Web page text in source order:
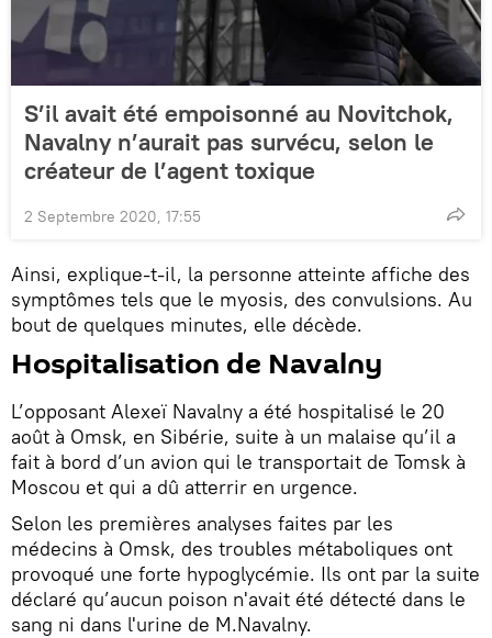
S’il avait été empoisonné au Novitchok,
Navalny n’aurait pas survécu, selon le
créateur de l’agent toxique
2 Septembre 2020, 17:55
Ainsi, explique-t-il, la personne atteinte affiche des
symptômes tels que le myosis, des convulsions. Au
bout de quelques minutes, elle décède.
Hospitalisation de Navalny
L’opposant Alexeï Navalny a été hospitalisé le 20
août à Omsk, en Sibérie, suite à un malaise qu’il a
fait à bord d’un avion qui le transportait de Tomsk à
Moscou et qui a dû atterrir en urgence.
Selon les premières analyses faites par les
médecins à Omsk, des troubles métaboliques ont
provoqué une forte hypoglycémie. Ils ont par la suite
déclaré qu’aucun poison n'avait été détecté dans le
sang ni dans l'urine de M.Navalny.